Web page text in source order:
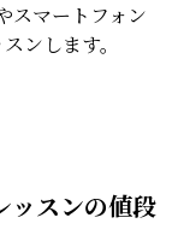
スマートフォン
ンします。
ッスンの値段